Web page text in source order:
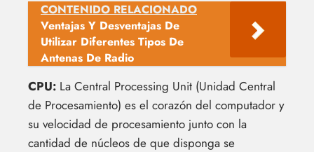
CONTENIDO RELACIONADO
Ventajas Y Desventajas De
Utilizar Diferentes Tipos De
Antenas De Radio
CPU: La Central Processing Unit (Unidad Central
de Procesamiento) es el corazón del computador y
su velocidad de procesamiento junto con la
cantidad de núcleos de que disponga se